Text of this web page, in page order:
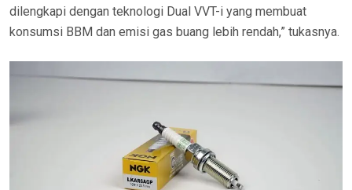
dilengkapi dengan teknologi Dual VVT-i yang membuat
konsumsi BBM dan emisi gas buang lebih rendah,” tukasnya.